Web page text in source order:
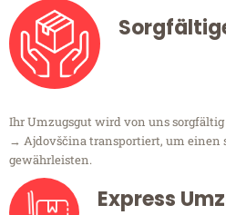
Ihr Umzugsgut wird von uns
→ Ajdovščina transportiert, um einen
gewährleisten.
Express